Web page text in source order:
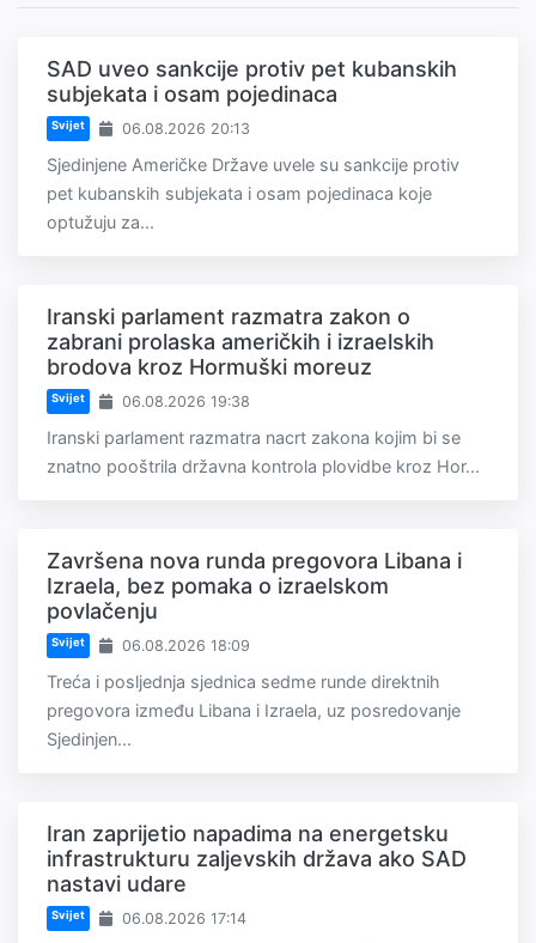
SAD uveo sankcije protiv pet kubanskih
subjekata i osam pojedinaca
Svijet 06.08.2026 20:13
Sjedinjene Američke Države uvele su sankcije protiv
pet kubanskih subjekata i osam pojedinaca koje
optužuju za...
Iranski parlament razmatra zakon o
zabrani prolaska američkih i izraelskih
brodova kroz Hormuški moreuz
Svijet 06.08.2026 19:38
Iranski parlament razmatra nacrt zakona kojim bi se
znatno pooštrila državna kontrola plovidbe kroz Hor...
Završena nova runda pregovora Libana i
Izraela, bez pomaka o izraelskom
povlačenju
Svijet 06.08.2026 18:09
Treća i posljednja sjednica sedme runde direktnih
pregovora između Libana i Izraela, uz posredovanje
Sjedinjen...
Iran zaprijetio napadima na energetsku
infrastrukturu zaljevskih država ako SAD
nastavi udare
Svijet 06.08.2026 17:14